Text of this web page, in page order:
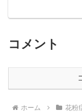
コメント
ホーム 花粉